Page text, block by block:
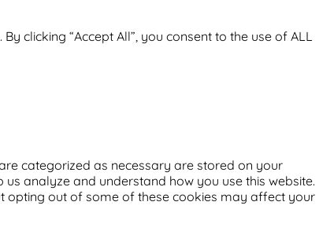
clicking “Accept All”, you consent to the use of ALL
categorized as necessary are stored on your
analyze and understand how you use this website.
opting out of some of these cookies may affect your